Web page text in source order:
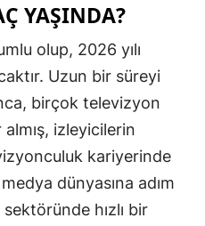
YAŞINDA?
olup, 2026 yılı
Uzun bir süreyi
birçok televizyon
izleyicilerin
kariyerinde
dünyasına adım
hızlı bir